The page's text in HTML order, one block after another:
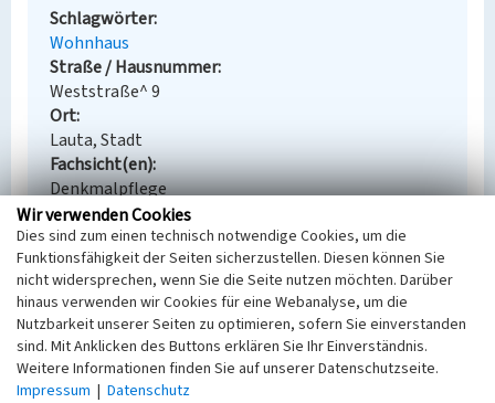
Schlagwörter
Wohnhaus
Straße / Hausnummer
Weststraße^ 9
Ort
Lauta, Stadt
Fachsicht(en)
Denkmalpflege
Erfassungsmaßstab
Keine Angabe
Erfassungsmethode
Übernahme aus externer Fachdatenbank
Empfohlene Zitierweise
Wir verwenden Cookies
Dies sind zum einen technisch notwendige Cookies, um die
Funktionsfähigkeit der Seiten sicherzustellen. Diesen können Sie
nicht widersprechen, wenn Sie die Seite nutzen möchten. Darüber
hinaus verwenden wir Cookies für eine Webanalyse, um die
Nutzbarkeit unserer Seiten zu optimieren, sofern Sie einverstanden
sind. Mit Anklicken des Buttons erklären Sie Ihr Einverständnis.
Weitere Informationen finden Sie auf unserer Datenschutzseite.
Impressum | Datenschutz